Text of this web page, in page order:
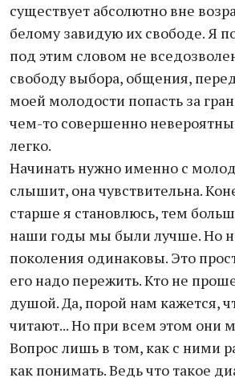
существует абсолютно вне
белому завидую их свободе. Я
под этим словом не
свободу выбора, общения,
моей молодости попасть за
чем-то совершенно
легко.
Начинать нужно именно с
слышит, она чувствительна.
старше я становлюсь, тем
наши годы мы были лучше. Но
поколения одинаковы. Это
его надо пережить. Кто не
душой. Да, порой нам кажется,
читают... Но при всем этом они
Вопрос лишь в том, как с ними
как понимать. Ведь что такое